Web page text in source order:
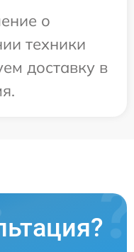
о
техники
доставку в